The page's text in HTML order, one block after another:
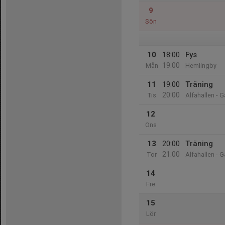
9
Sön
10
Mån
18:00
19:00
Fys
Hemlingby
11
Tis
19:00
20:00
Träning
Alfahallen -
12
Ons
13
Tor
20:00
21:00
Träning
Alfahallen -
14
Fre
15
Lör